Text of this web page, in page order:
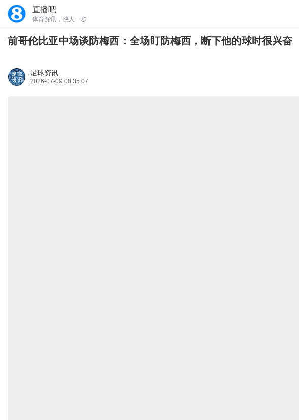
直播吧
体育资讯，快人一步
前哥伦比亚中场谈防梅西：全场盯防梅西，断下他的球时很兴奋
足球资讯
2026-07-09 00:35:07